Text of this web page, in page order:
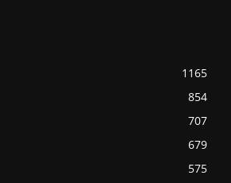
1165
854
707
679
575